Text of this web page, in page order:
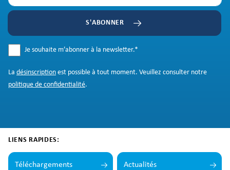
S'ABONNER
Je souhaite m’abonner à la newsletter.*
La désinscription est possible à tout moment. Veuillez consulter notre
politique de confidentialité.
LIENS RAPIDES:
Téléchargements Actualités